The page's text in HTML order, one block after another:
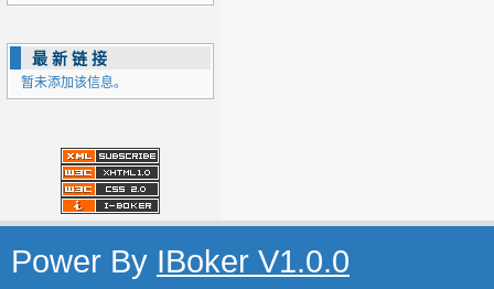
最新链接
暂未添加该信息。
Power By IBoker V1.0.0